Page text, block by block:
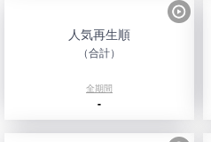
人気再生順
（合計）
全期間
-